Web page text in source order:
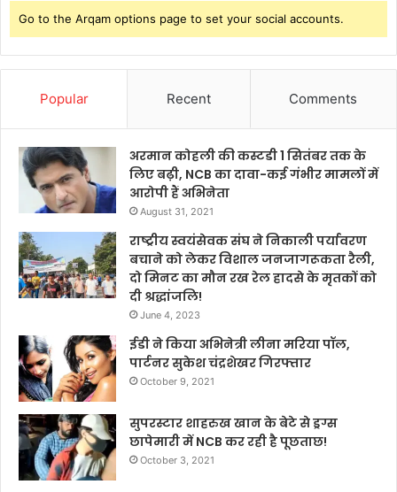
Go to the Arqam options page to set your social accounts.
Popular Recent Comments
अरमान कोहली की कस्टडी 1 सितंबर तक के
लिए बढ़ी, NCB का दावा-कई गंभीर मामलों में
आरोपी हैं अभिनेता
August 31, 2021
राष्ट्रीय स्वयंसेवक संघ ने निकाली पर्यावरण
बचाने को लेकर विशाल जनजागरूकता रैली,
दो मिनट का मौन रख रेल हादसे के मृतकों को
दी श्रद्धांजलि!
June 4, 2023
ईडी ने किया अभिनेत्री लीना मरिया पॉल,
पार्टनर सुकेश चंद्रशेखर गिरफ्तार
October 9, 2021
सुपरस्टार शाहरुख खान के बेटे से ड्रग्स
छापेमारी में NCB कर रही है पूछताछ!
October 3, 2021